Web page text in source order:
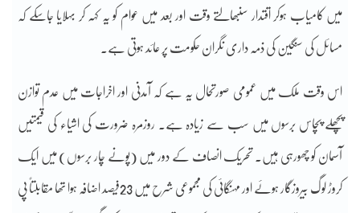
میں کامیاب ہوکر اقتدار سنبھالتے وقت اور بعد میں عوام کو یہ کہہ کر بہلایا جاسکے کہ
مسائل کی سنگین کی ذمہ داری نگران حکومت پر عائد ہوتی ہے۔
اس وقت ملک میں عمومی صورتحال یہ ہے کہ آمدنی اور اخراجات میں عدم توازن
پچھلے پچاس برسوں میں سب سے زیادہ ہے۔ روزمرہ ضرورت کی اشیاء کی قیمتیں
آسمان کو چھورہی ہیں۔ تحریک انصاف کے دور میں (پونے چار برسوں) میں ایک
کروڑ لوگ بیروزگار ہوئے اور مہنگائی کی مجموعی شرح میں 23فیصد اضافہ ہوا تھا مقابلتاً پی